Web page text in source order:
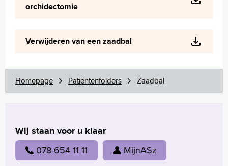
orchidectomie
Verwijderen van een zaadbal
Homepage Patiëntenfolders Zaadbal
Wij staan voor u klaar
078 654 11 11 MijnASz